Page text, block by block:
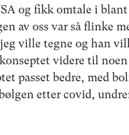
og fikk omtale i
av oss var så flinke
ville tegne og han
videre til
passet bedre, med
etter covid,